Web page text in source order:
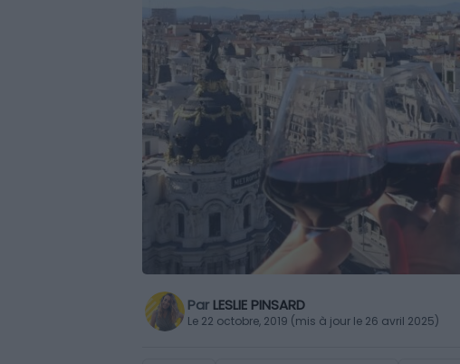
Par LESLIE PINSARD
Le 22 octobre, 2019 (mis à jour le 26 avril 2025)